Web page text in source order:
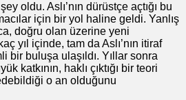
oldu. Aslı’nın dürüstçe açtığı bu
için bir yol haline geldi. Yanlış
doğru olan üzerine yeni
yıl içinde, tam da Aslı’nın itiraf
bir buluşa ulaşıldı. Yıllar sonra
katkının, haklı çıktığı bir teori
o an olduğunu